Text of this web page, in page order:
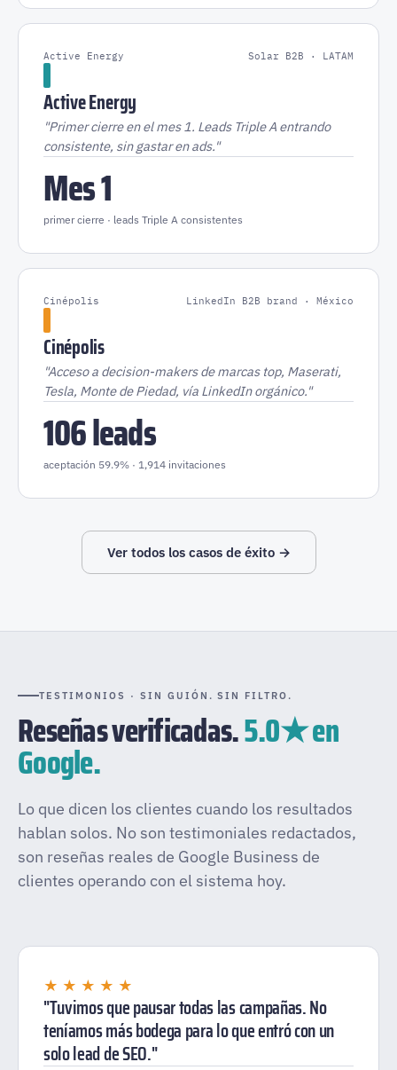
Active Energy Solar B2B · LATAM
Active Energy
"Primer cierre en el mes 1. Leads Triple A entrando
consistente, sin gastar en ads."
Mes 1
primer cierre · leads Triple A consistentes
Cinépolis LinkedIn B2B brand · México
Cinépolis
"Acceso a decision-makers de marcas top, Maserati,
Tesla, Monte de Piedad, vía LinkedIn orgánico."
106 leads
aceptación 59.9% · 1,914 invitaciones
Ver todos los casos de éxito →
TESTIMONIOS · SIN GUIÓN. SIN FILTRO.
Reseñas verificadas.5.0★ en
Google.
Lo que dicen los clientes cuando los resultados
hablan solos. No son testimoniales redactados,
son reseñas reales de Google Business de
clientes operando con el sistema hoy.
★★★★★
"Tuvimos que pausar todas las campañas. No
teníamos más bodega para lo que entró con un
solo lead de SEO."